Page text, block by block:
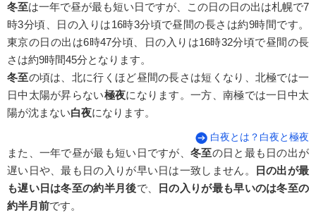
冬至は一年で昼が最も短い日ですが、この日の日の出は札幌で7
時3分頃、日の入りは16時3分頃で昼間の長さは約9時間です。
東京の日の出は6時47分頃、日の入りは16時32分頃で昼間の長
さは約9時間45分となります。
冬至の頃は、北に行くほど昼間の長さは短くなり、北極では一
日中太陽が昇らない極夜になります。一方、南極では一日中太
陽が沈まない白夜になります。
白夜とは？白夜と極夜
また、一年で昼が最も短い日ですが、冬至の日と最も日の出が
遅い日や、最も日の入りが早い日は一致しません。
日の出が最
も遅い日は冬至の約半月後で、
日の入りが最も早いのは冬至の
約半月前です。